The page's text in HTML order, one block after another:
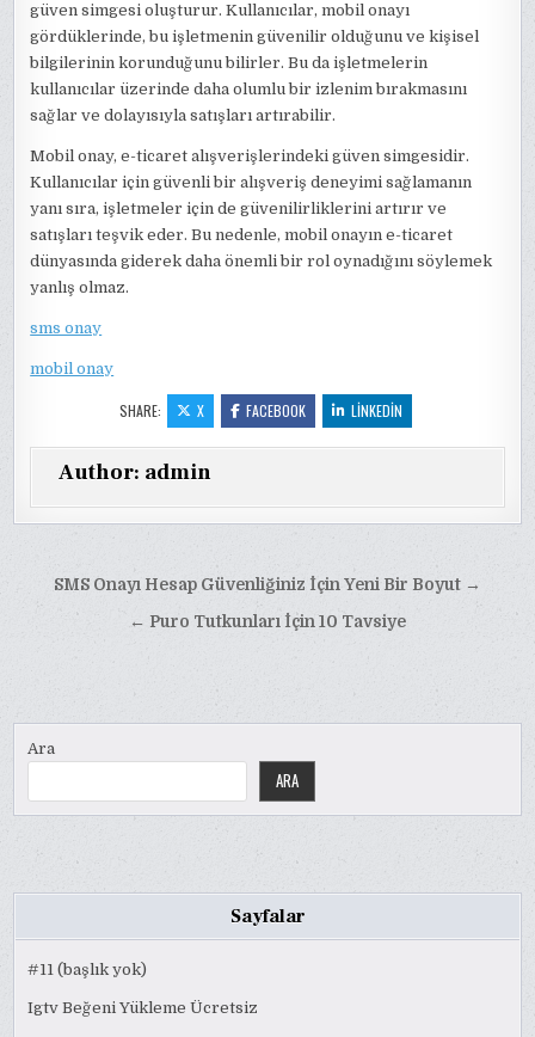
güven simgesi oluşturur. Kullanıcılar, mobil onayı
gördüklerinde, bu işletmenin güvenilir olduğunu ve kişisel
bilgilerinin korunduğunu bilirler. Bu da işletmelerin
kullanıcılar üzerinde daha olumlu bir izlenim bırakmasını
sağlar ve dolayısıyla satışları artırabilir.
Mobil onay, e-ticaret alışverişlerindeki güven simgesidir.
Kullanıcılar için güvenli bir alışveriş deneyimi sağlamanın
yanı sıra, işletmeler için de güvenilirliklerini artırır ve
satışları teşvik eder. Bu nedenle, mobil onayın e-ticaret
dünyasında giderek daha önemli bir rol oynadığını söylemek
yanlış olmaz.
sms onay
mobil onay
SHARE: X FACEBOOK LINKEDIN
Author: admin
Yazı
gezinmesi
SMS Onayı Hesap Güvenliğiniz İçin Yeni Bir Boyut →
← Puro Tutkunları İçin 10 Tavsiye
Ara
ARA
Sayfalar
#11 (başlık yok)
Igtv Beğeni Yükleme Ücretsiz